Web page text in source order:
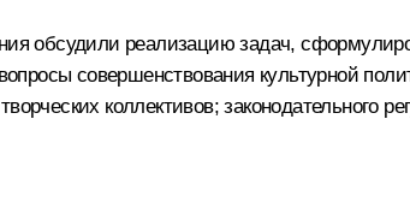
обсудили реализацию задач,
совершенствования культурной
коллективов; законодательного